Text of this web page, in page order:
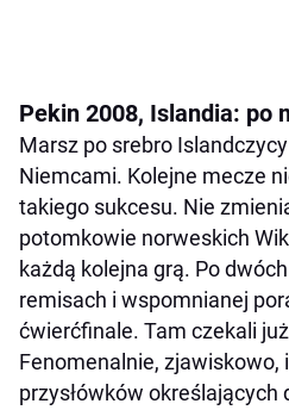
Pekin 2008, Islandia: po
Marsz po srebro
Niemcami. Kolejne mecze
takiego sukcesu. Nie
potomkowie norweskich
każdą kolejna grą. Po
remisach i wspomnianej
ćwierćfinale. Tam czekali
Fenomenalnie, zjawiskowo,
przysłówków określających